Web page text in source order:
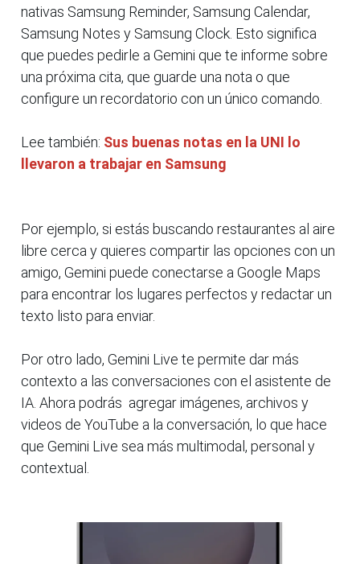
nativas Samsung Reminder, Samsung Calendar,
Samsung Notes y Samsung Clock. Esto significa
que puedes pedirle a Gemini que te informe sobre
una próxima cita, que guarde una nota o que
configure un recordatorio con un único comando.
Lee también: Sus buenas notas en la UNI lo
llevaron a trabajar en Samsung
Por ejemplo, si estás buscando restaurantes al aire
libre cerca y quieres compartir las opciones con un
amigo, Gemini puede conectarse a Google Maps
para encontrar los lugares perfectos y redactar un
texto listo para enviar.
Por otro lado, Gemini Live te permite dar más
contexto a las conversaciones con el asistente de
IA. Ahora podrás agregar imágenes, archivos y
videos de YouTube a la conversación, lo que hace
que Gemini Live sea más multimodal, personal y
contextual.